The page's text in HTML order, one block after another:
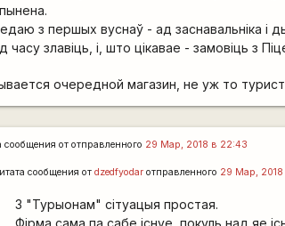
з першых вуснаў - ад заснавальніка і
часу злавіць, і, што цікавае - замовіць з
очередной магазин, не уж то
сообщения ототправленного 29 Мар, 2018 в 22:43
сообщения отdzedfyodar отправленного 29 Мар, 2018
З "Турыонам" сітуацыя простая.